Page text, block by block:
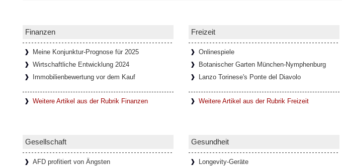
Onlinespiele können soziale Gemeinschaft und Kreativität fördern
In den letzten Jahrzehnten haben sich durch die steigende Anzahl digitaler
entwickelt, die oft auch nach
[Weiterlesen...]
Piemont, bildet das Tor zu den drei Tälern Val di Viù, Val d'Ala und Val Grande, die
Finanzen
Meine Konjunktur-Prognose für 2025
Wirtschaftliche Entwicklung 2024
Immobilienbewertung vor dem Kauf
Weitere Artikel aus der Rubrik Finanzen
Freizeit
Onlinespiele
Botanischer Garten München-Nymphenburg
Lanzo Torinese's Ponte del Diavolo
Weitere Artikel aus der Rubrik Freizeit
Gesellschaft
AFD profitiert von Ängsten
Gesundheit
Longevity-Geräte